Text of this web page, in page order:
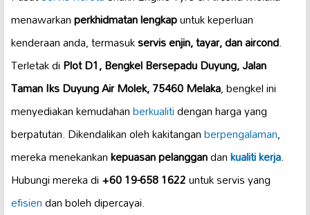
menawarkanperkhidmatan lengkapuntuk keperluan
kenderaan anda, termasukservis enjin, tayar, dan aircond.
Terletak diPlot D1, Bengkel Bersepadu Duyung, Jalan
Taman Iks Duyung Air Molek, 75460 Melaka, bengkel ini
menyediakan kemudahanberkualitidengan harga yang
berpatutan. Dikendalikan oleh kakitanganberpengalaman,
mereka menekankankepuasan pelanggandankualiti kerja.
Hubungi mereka di+60 19-658 1622untuk servis yang
efisiendan boleh dipercayai.